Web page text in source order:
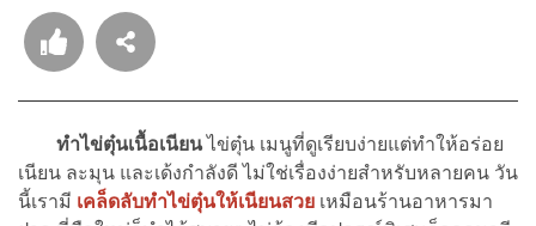
ทำไข่ตุ๋นเนื้อเนียนไข่ตุ๋น เมนูที่ดูเรียบง่ายแต่ทำให้อร่อย
เนียน ละมุน และเด้งกำลังดี ไม่ใช่เรื่องง่ายสำหรับหลายคน วัน
นี้เรามี เคล็ดลับทำไข่ตุ๋นให้เนียนสวย เหมือนร้านอาหารมา